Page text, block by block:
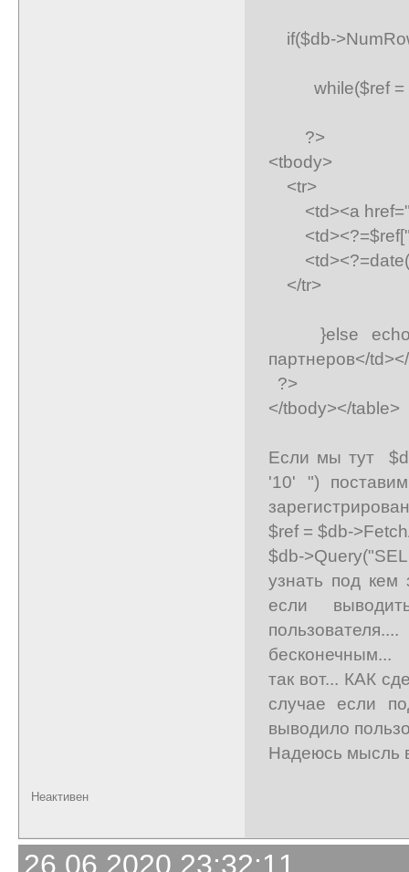
if($db-
while($ref =
?>
<tbody>
<tr>
<td><a href="/
</tr>
}else echo
партнеров</
?>
</tbody></table>
Если мы тут
'10' ")
$ref = $db-
$db-
узнать под кем
если
бесконечным...
так вот... КАК
случае если
выводило
Надеюсь мысль
Неактивен
26.06.2020 23:32:11